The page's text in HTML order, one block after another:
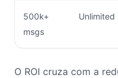
500k+
msgs
Unlimited
O ROI cruza com a